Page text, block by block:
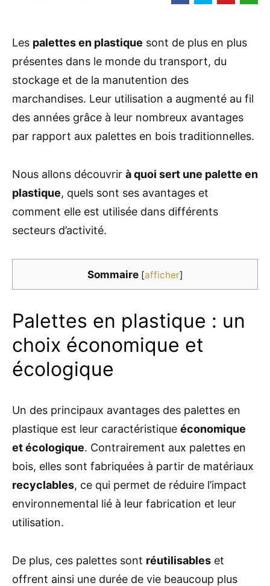
Les palettes en plastique sont de plus en plus
présentes dans le monde du transport, du
stockage et de la manutention des
marchandises. Leur utilisation a augmenté au fil
des années grâce à leur nombreux avantages
par rapport aux palettes en bois traditionnelles.
Nous allons découvrir à quoi sert une palette en
plastique, quels sont ses avantages et
comment elle est utilisée dans différents
secteurs d’activité.
Sommaire [afficher]
Palettes en plastique : un
choix économique et
écologique
Un des principaux avantages des palettes en
plastique est leur caractéristique économique
et écologique. Contrairement aux palettes en
bois, elles sont fabriquées à partir de matériaux
recyclables, ce qui permet de réduire l’impact
environnemental lié à leur fabrication et leur
utilisation.
De plus, ces palettes sont réutilisables et
offrent ainsi une durée de vie beaucoup plus